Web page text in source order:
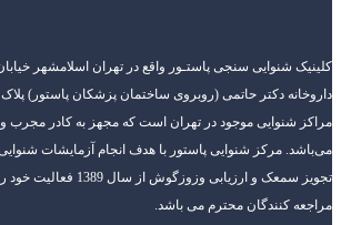
کلینیک شنوایی سنجی پاستـور واقع در تهران اسلامشهر
مراکز شنوایی موجود در تهران است که مجهز به کادر مجرب
می‌باشد. مرکز شنوایی پاستور با هدف انجام آزمایشات
تجویز سمعک و ارزیابی
مراجعه کنندگان محترم می باشد.